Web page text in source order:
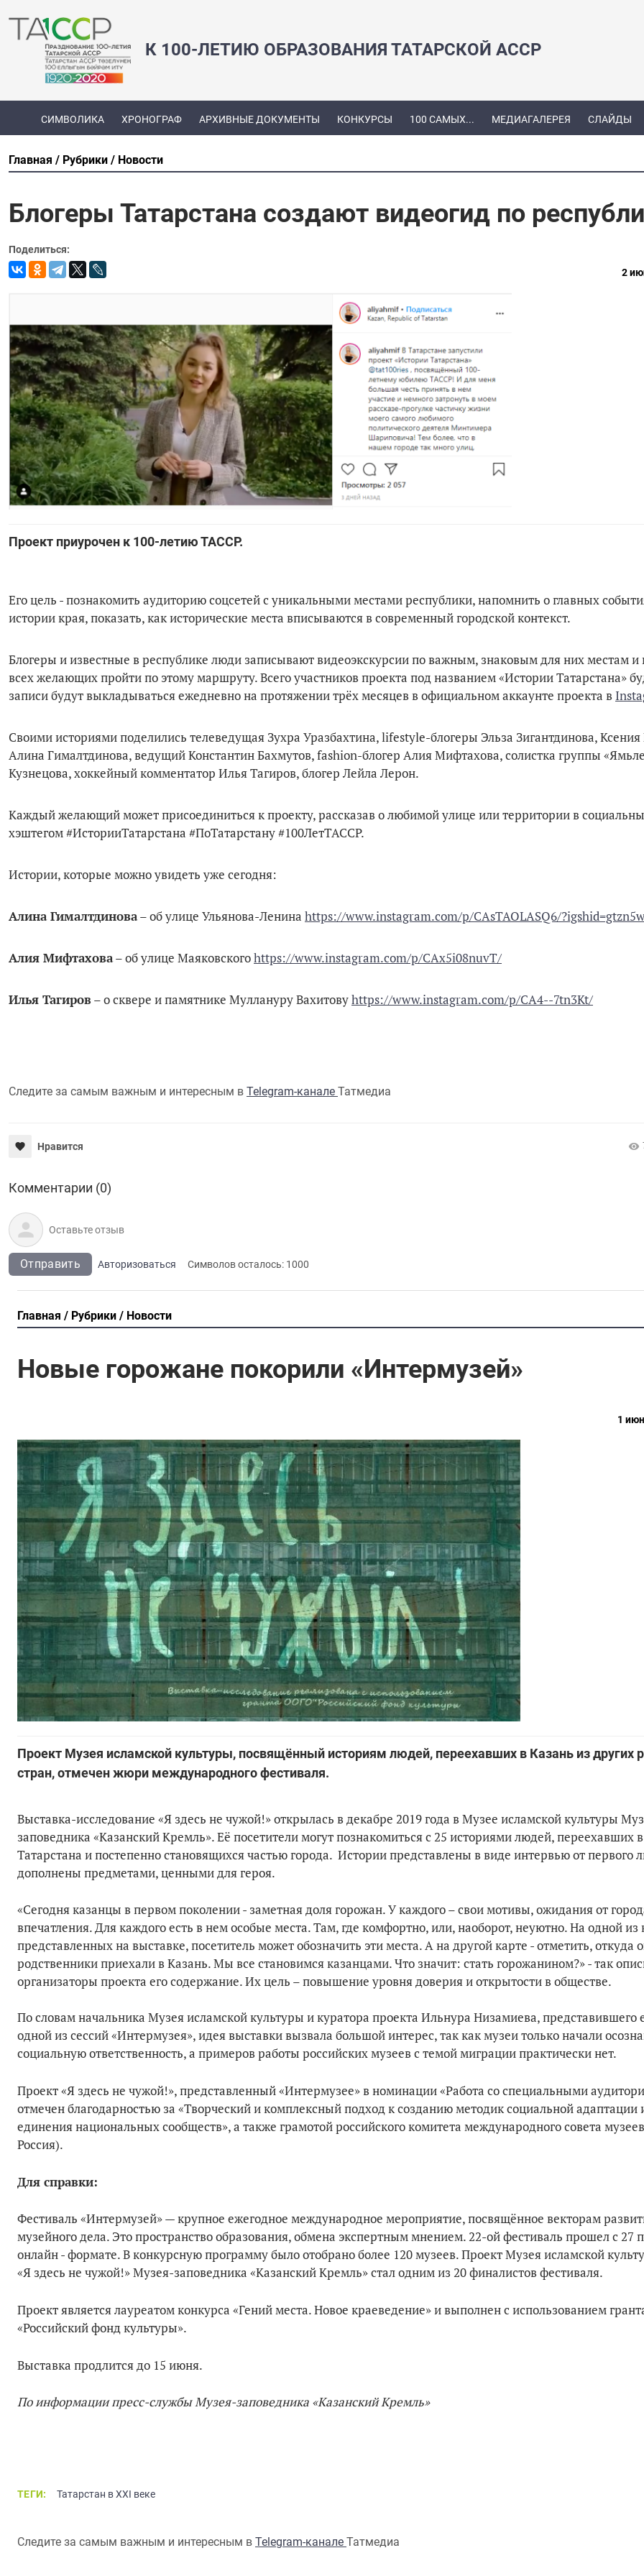
К 100-ЛЕТИЮ ОБРАЗОВАНИЯ ТАТАРСКОЙ АССР
СИМВОЛИКА ХРОНОГРАФ АРХИВНЫЕ ДОКУМЕНТЫ КОНКУРСЫ 100 САМЫХ... МЕДИАГАЛЕРЕЯ СЛАЙДЫ
Главная Рубрики Новости
Блогеры Татарстана создают видеогид по
Поделиться:
2
Проект приурочен к 100-летию ТАССР.
Его цель - познакомить аудиторию соцсетей с уникальными местами республики, напомнить о главных
истории края, показать, как исторические места вписываются в современный городской контекст.
Блогеры и известные в республике люди записывают видеоэкскурсии по важным, знаковым для них местам
всех желающих пройти по этому маршруту. Всего участников проекта под названием «Истории Татарстана»
записи будут выкладываться ежедневно на протяжении трёх месяцев в официальном аккаунте проекта в
Своими историями поделились телеведущая Зухра Уразбахтина, lifestyle-блогеры Эльза Зигантдинова,
Алина Гималтдинова, ведущий Константин Бахмутов, fashion-блогер Алия Мифтахова, солистка группы
Кузнецова, хоккейный комментатор Илья Тагиров, блогер Лейла Лерон.
Каждый желающий может присоединиться к проекту, рассказав о любимой улице или территории в
хэштегом #ИсторииТатарстана #ПоТатарстану #100ЛетТАССР.
Истории, которые можно увидеть уже сегодня:
Алина Гималтдинова– об улице Ульянова-Ленина https://www.instagram.com/p/CAsTAOLASQ6/
Алия Мифтахова– об улице Маяковскогоhttps://www.instagram.com/p/CAx5i08nuvT/
Илья Тагиров– о сквере и памятнике Муллануру Вахитовуhttps://www.instagram.com/p/CA4--7tn3Kt/
Следите за самым важным и интересным в Telegram-канале Татмедиа
Нравится
Комментарии (0)
Отправить Авторизоваться Символов осталось: 1000
Главная Рубрики Новости
Новые горожане покорили «Интермузей»
1
Проект Музея исламской культуры, посвящённый историям людей, переехавших в Казань из других
стран, отмечен жюри международного фестиваля.
Выставка-исследование «Я здесь не чужой!» открылась в декабре 2019 года в Музее исламской культуры
заповедника «Казанский Кремль». Её посетители могут познакомиться с 25 историями людей, переехавших
Татарстана и постепенно становящихся частью города. Истории представлены в виде интервью от первого
дополнены предметами, ценными для героя.
«Сегодня казанцы в первом поколении - заметная доля горожан. У каждого – свои мотивы, ожидания от
впечатления. Для каждого есть в нем особые места. Там, где комфортно, или, наоборот, неуютно. На одной из
представленных на выставке, посетитель может обозначить эти места. А на другой карте - отметить, откуда
родственники приехали в Казань. Мы все становимся казанцами. Что значит: стать горожанином?» - так
организаторы проекта его содержание. Их цель – повышение уровня доверия и открытости в обществе.
По словам начальника Музея исламской культуры и куратора проекта Ильнура Низамиева, представившего
одной из сессий «Интермузея», идея выставки вызвала большой интерес, так как музеи только начали
социальную ответственность, а примеров работы российских музеев с темой миграции практически нет.
Проект «Я здесь не чужой!», представленный «Интермузее» в номинации «Работа со специальными
отмечен благодарностью за «Творческий и комплексный подход к созданию методик социальной адаптации
единения национальных сообществ», а также грамотой российского комитета международного совета
Россия).
Для справки:
Фестиваль «Интермузей» — крупное ежегодное международное мероприятие, посвящённое векторам
музейного дела. Это пространство образования, обмена экспертным мнением. 22-ой фестиваль прошел с 27
онлайн - формате. В конкурсную программу было отобрано более 120 музеев. Проект Музея исламской
«Я здесь не чужой!» Музея-заповедника «Казанский Кремль» стал одним из 20 финалистов фестиваля.
Проект является лауреатом конкурса «Гений места. Новое краеведение» и выполнен с использованием
«Российский фонд культуры».
Выставка продлится до 15 июня.
По информации пресс-службы Музея-заповедника «Казанский Кремль»
ТЕГИ: Татарстан в XXI веке
Следите за самым важным и интересным в Telegram-канале Татмедиа